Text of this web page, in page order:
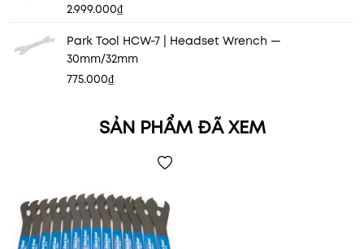
2.999.000₫
Park Tool HCW-7 | Headset Wrench —
30mm/32mm
775.000₫
SẢN PHẨM ĐÃ XEM